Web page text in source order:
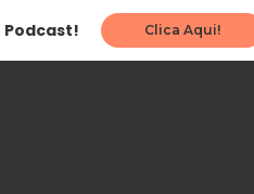
Podcast! Clica Aqui!